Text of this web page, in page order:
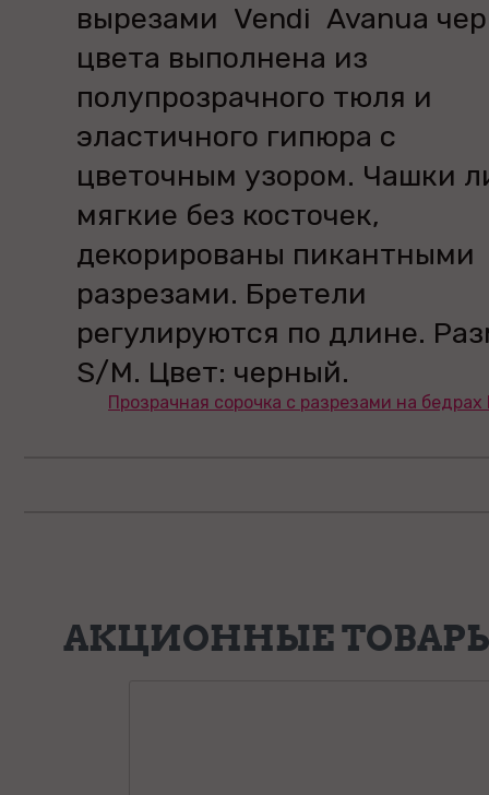
вырезами Vendi Avanua
цвета выполнена из
полупрозрачного тюля и
эластичного гипюра с
цветочным узором. Чашки
мягкие без косточек,
декорированы пикантными
разрезами. Бретели
регулируются по длине.
S/M. Цвет: черный.
Прозрачная сорочка с разрезами на бедрах
АКЦИОННЫЕ